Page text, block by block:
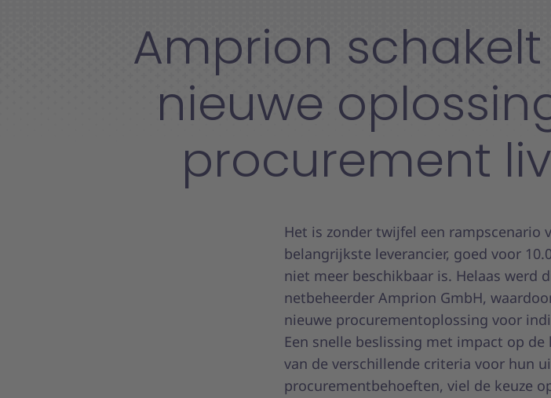
Amprion
nieuwe
procurement
Het is zonder twijfel een rampscenario
belangrijkste leverancier, goed voor
niet meer beschikbaar is. Helaas werd
netbeheerder Amprion GmbH,
nieuwe procurementoplossing voor
Een snelle beslissing met impact op
van de verschillende criteria voor hun
procurementbehoeften, viel de keuze